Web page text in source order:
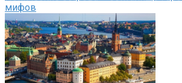
мифов